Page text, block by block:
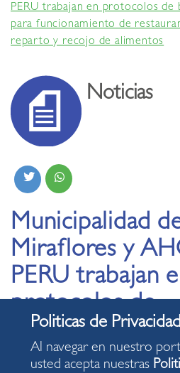
PERU trabajan en protocolos
para funcionamiento de
reparto y recojo de alimentos
Noticias
Municipalidad
Miraflores y
PERU trabajan
protocolos de
bioseguridad y
para
Al navegar en nuestro
usted acepta nuestras